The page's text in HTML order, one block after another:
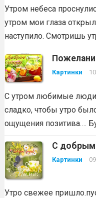
Утром небеса
утром мои глаза
наступило. Смотришь
Картинки
С утром любимые люди,
сладко, чтобы утро
ощущения позитива….
С добрым
Картинки
Утро свежее